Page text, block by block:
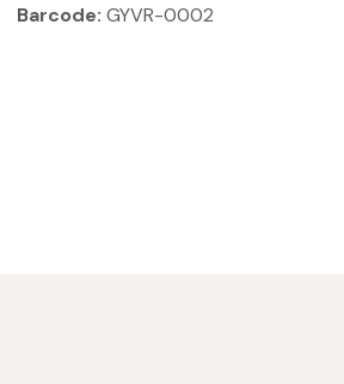
Barcode: GYVR-0002